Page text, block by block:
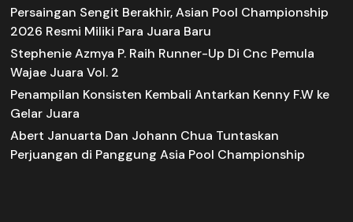
Persaingan Sengit Berakhir, Asian Pool Championship
2026 Resmi Miliki Para Juara Baru
Stephenie Azmya P. Raih Runner-Up Di Cnc Pemula
Wajae Juara Vol. 2
Penampilan Konsisten Kembali Antarkan Kenny F.W ke
Gelar Juara
Abert Januarta Dan Johann Chua Tuntaskan
Perjuangan di Panggung Asia Pool Championship